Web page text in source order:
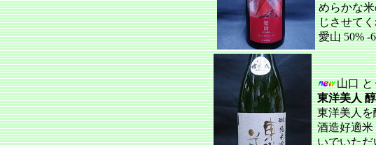
めらかな
じさせて
愛山 50% -
山口 と
東洋美人
東洋美人
酒造好適
いでいた